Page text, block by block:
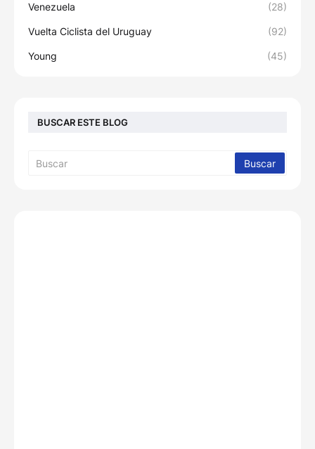
Venezuela (28)
Vuelta Ciclista del Uruguay (92)
Young (45)
BUSCAR ESTE BLOG